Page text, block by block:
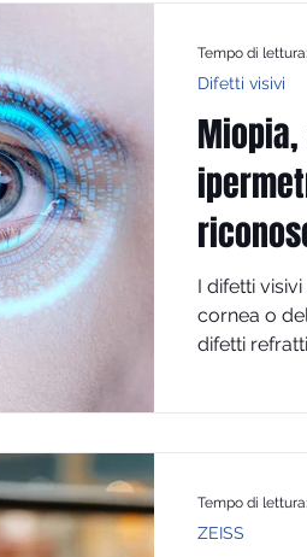
I difetti
cornea o
difetti
Difetti visivi
Tempo di
ZEISS
Tempo di